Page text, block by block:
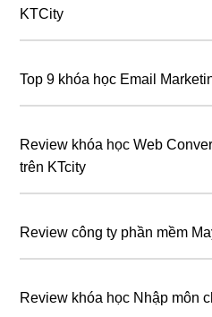
KTCity
Top 9 khóa học Email
Review khóa học Web
trên KTcity
Review công ty phần mềm
Review khóa học Nhập môn